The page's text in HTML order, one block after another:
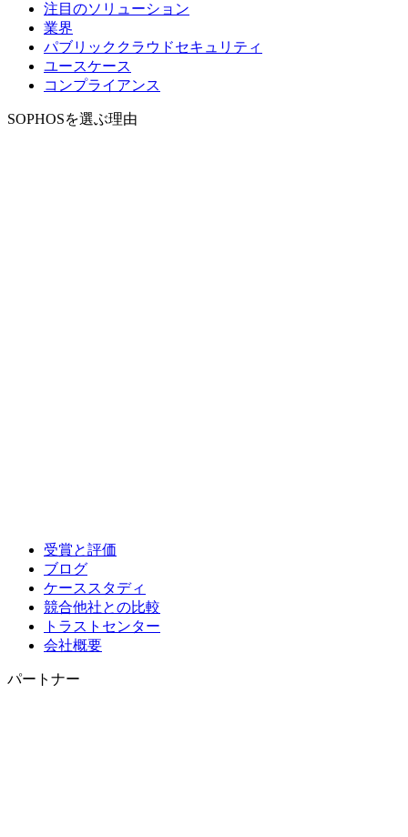
注目のソリューション
業界
パブリッククラウドセキュリティ
ユースケース
コンプライアンス
SOPHOSを選ぶ理由
受賞と評価
ブログ
ケーススタディ
競合他社との比較
トラストセンター
会社概要
パートナー